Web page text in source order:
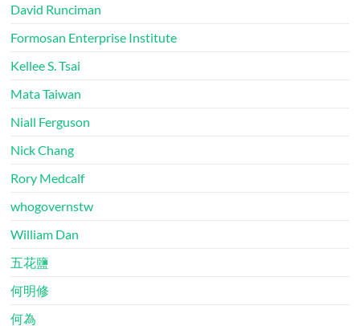
David Runciman
Formosan Enterprise Institute
Kellee S. Tsai
Mata Taiwan
Niall Ferguson
Nick Chang
Rory Medcalf
whogovernstw
William Dan
五花鹽
何明修
何為